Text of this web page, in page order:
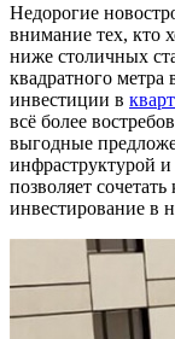
Недорогие
внимание тех, кто
ниже столичных
квадратного
инвестиции в
всё более
выгодные
инфраструктурой
позволяет
инвестирование в